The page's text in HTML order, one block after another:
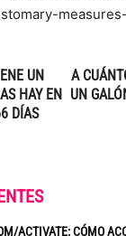
UN
HAY EN
DÍAS
A
UN
ACTIVATE: CÓMO